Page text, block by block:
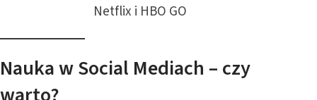
Netflix i HBO GO
Nauka w Social Mediach – czy